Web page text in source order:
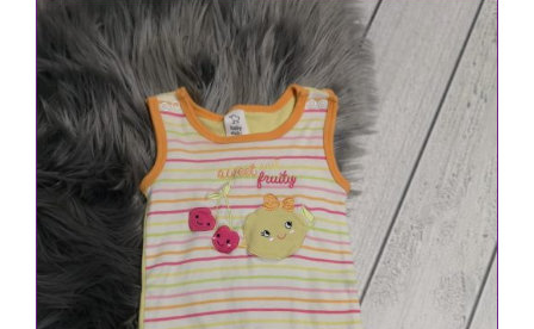
IN DEN WARENKORB / DETAILS